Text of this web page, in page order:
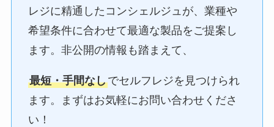
レジに精通したコンシェルジュが、業種や
希望条件に合わせて最適な製品をご提案し
ます。非公開の情報も踏まえて、
最短・手間なしでセルフレジを見つけられ
ます。まずはお気軽にお問い合わせくださ
い！